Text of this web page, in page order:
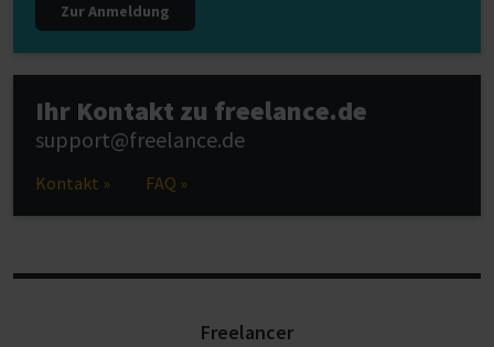
Zur Anmeldung
Ihr Kontakt zu freelance.de
support@freelance.de
Kontakt » FAQ »
Freelancer